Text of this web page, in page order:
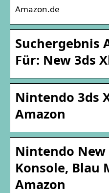
Amazon.de
Suchergebnis
Für: New 3ds
Nintendo 3ds
Amazon
Nintendo New
Konsole, Blau
Amazon